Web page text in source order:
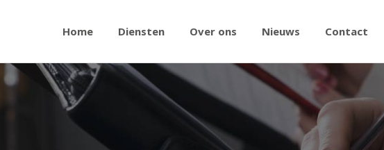
Home Diensten Over ons Nieuws Contact